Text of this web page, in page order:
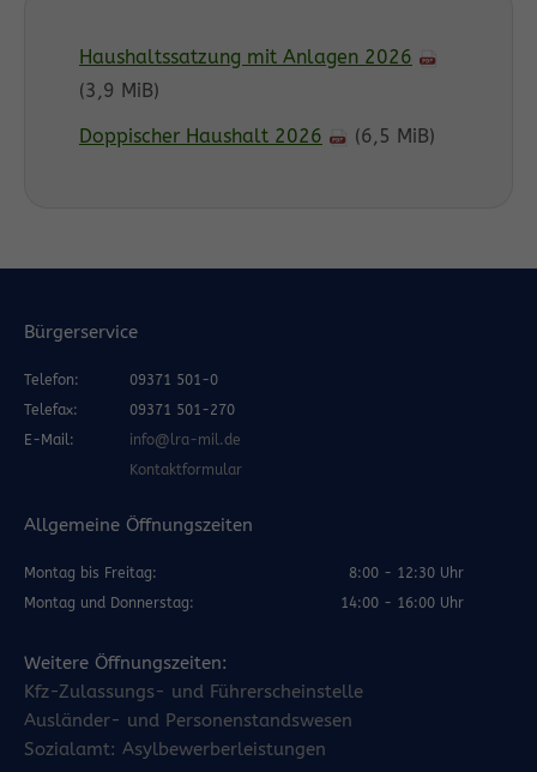
Haushaltssatzung mit Anlagen 2026
(3,9 MiB)
Doppischer Haushalt 2026
(6,5 MiB)
Bürgerservice
Telefon:
09371 501-0
Telefax:
09371 501-270
E-Mail:
info@lra-mil.de
Kontaktformular
Allgemeine Öffnungszeiten
Montag bis Freitag:
8:00 - 12:30 Uhr
Montag und Donnerstag:
14:00 - 16:00 Uhr
Weitere Öffnungszeiten:
Kfz-Zulassungs- und Führerscheinstelle
Ausländer- und Personenstandswesen
Sozialamt: Asylbewerberleistungen